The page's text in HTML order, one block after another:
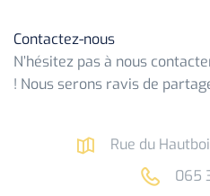
Contactez-nous
N’hésitez pas à nous
! Nous serons ravis de
Rue du
065